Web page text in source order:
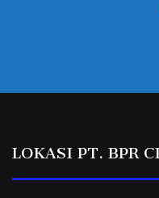
LOKASI PT. BPR